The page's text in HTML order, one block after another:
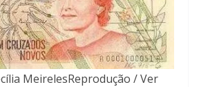
MeirelesReprodução / Ver